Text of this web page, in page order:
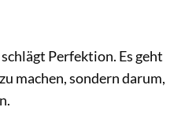
Perfektion. Es geht
machen, sondern darum,